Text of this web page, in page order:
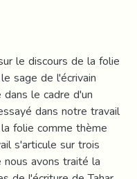
le discours de la folie
sage de l'écrivain
dans le cadre d'un
dans notre travail
folie comme thème
s'articule sur trois
avons traité la